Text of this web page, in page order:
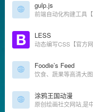
gulp.js
前端自动化构建工具【
LESS
动态编写CSS【官方网
Foodie’s Feed
饮食、蔬果等高清大
涂鸦王国动漫